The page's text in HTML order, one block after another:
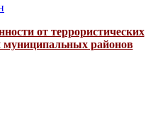
от террористических
муниципальных районов